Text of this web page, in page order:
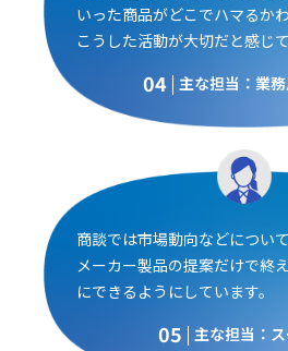
いった商品がどこでハマるか
こうした活動が大切だと感じて
04 主な担当：業
商談では市場動向などについ
メーカー製品の提案だけで終
にできるようにしています。
05 主な担当：